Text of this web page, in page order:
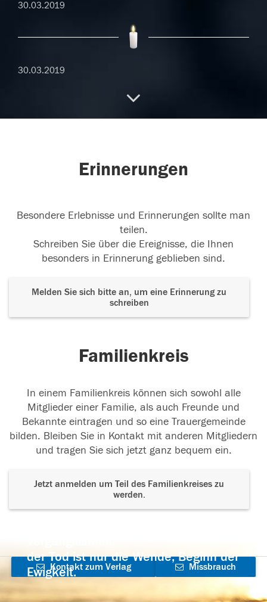
30.03.2019
30.03.2019
Erinnerungen
Besondere Erlebnisse und Erinnerungen sollte man
teilen.
Schreiben Sie über die Ereignisse, die Ihnen
besonders in Erinnerung geblieben sind.
Melden Sie sich bitte an, um eine Erinnerung zu
schreiben
Familienkreis
In einem Familienkreis können sich sowohl alle
Mitglieder einer Familie, als auch Freunde und
Bekannte eintragen und so eine Trauergemeinde
bilden. Bleiben Sie in Kontakt mit anderen Mitgliedern
und tragen Sie sich jetzt ganz bequem ein.
Jetzt anmelden um Teil des Familienkreises zu
werden.
der Tod ist nur die Wende, Beginn der
Ewigkeit.
Kontakt zum Verlag
aufnehmen
Missbrauch